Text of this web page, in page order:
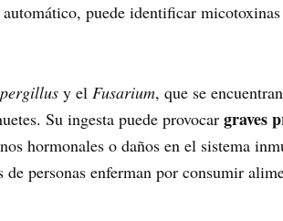
puede identificar
y el Fusarium, que se
Su ingesta puede provocar graves
hormonales o daños en el sistema
personas enferman por consumir